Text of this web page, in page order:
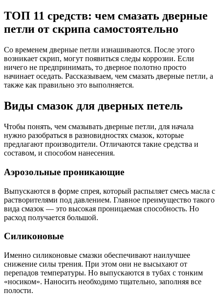
ТОП 11 средств: чем смазать дверные
петли от скрипа самостоятельно
Со временем дверные петли изнашиваются. После этого
возникает скрип, могут появиться следы коррозии. Если
ничего не предпринимать, то дверное полотно просто
начинает оседать. Рассказываем, чем смазать дверные петли, а
также как правильно это выполняется.
Виды смазок для дверных петель
Чтобы понять, чем смазывать дверные петли, для начала
нужно разобраться в разновидностях смазок, которые
предлагают производители. Отличаются такие средства и
составом, и способом нанесения.
Аэрозольные проникающие
Выпускаются в форме спрея, который распыляет смесь масла с
растворителями под давлением. Главное преимущество такого
вида смазок — это высокая проницаемая способность. Но
расход получается большой.
Силиконовые
Именно силиконовые смазки обеспечивают наилучшее
снижение силы трения. При этом они не высыхают от
перепадов температуры. Но выпускаются в тубах с тонким
«носиком». Наносить необходимо тщательно, заполняя все
полости.